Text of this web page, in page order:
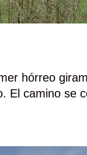
hórreo
El camino se